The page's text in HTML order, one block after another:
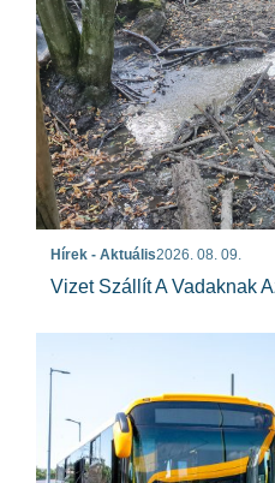
Hírek - Aktuális2026. 08. 09.
Vizet Szállít A Vadaknak